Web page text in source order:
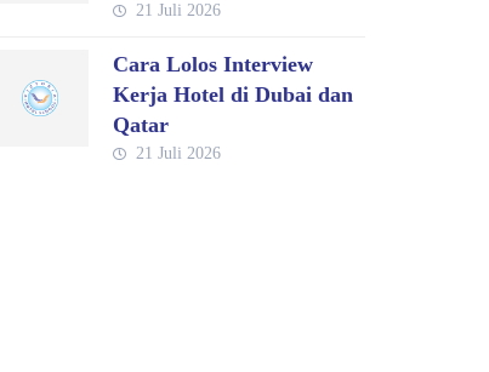
21 Juli 2026
Cara Lolos Interview
Kerja Hotel di Dubai dan
Qatar
21 Juli 2026